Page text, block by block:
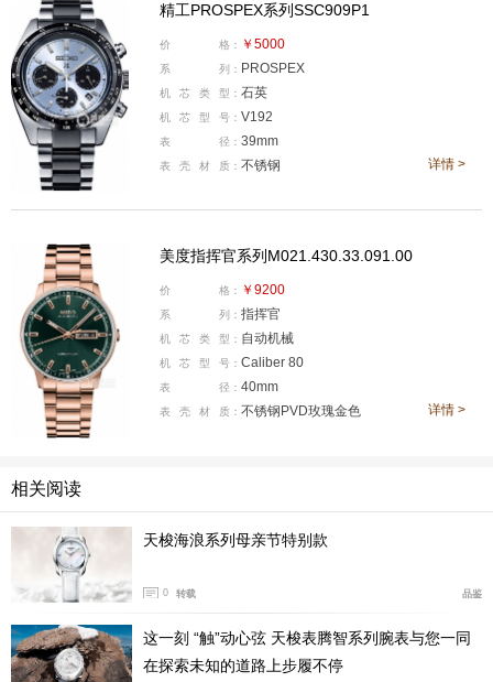
钢表带，低调又有辨识度。搭载 V192 光动能机芯，满电
续航 6 个月，无需换电池，走时精准。计时、日期、测速
功能齐全，100 米防水 + 防磁，通勤、户外都能打。全球
限量 10000 枚，底盖带独立编号，性价比与收藏感兼
具，通勤党闭眼入不撞款。
美度指挥官系列M021.430.33.091.00腕表
产品型号:M021.430.33.091.00
国内公价:￥9200
腕表直径:40毫米
机芯类型:自动机械
机芯型号:Caliber 80
表壳材质:不锈钢PVD玫瑰金色
精工PROSPEX系列SSC909P1
价 格： ￥5000
系 列： PROSPEX
机 芯 类 型： 石英
机 芯 型 号： V192
表 径： 39mm
表 壳 材 质： 不锈钢 详情 >
美度指挥官系列M021.430.33.091.00
价 格： ￥9200
系 列： 指挥官
机 芯 类 型： 自动机械
机 芯 型 号： Caliber 80
表 径： 40mm
表 壳 材 质： 不锈钢PVD玫瑰金色 详情 >
相关阅读
天梭海浪系列母亲节特别款
0 转载 品鉴
这一刻 “触”动心弦 天梭表腾智系列腕表与您一同
在探索未知的道路上步履不停